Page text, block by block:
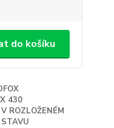
do košíku
430
V ROZLOŽENÉM
STAVU